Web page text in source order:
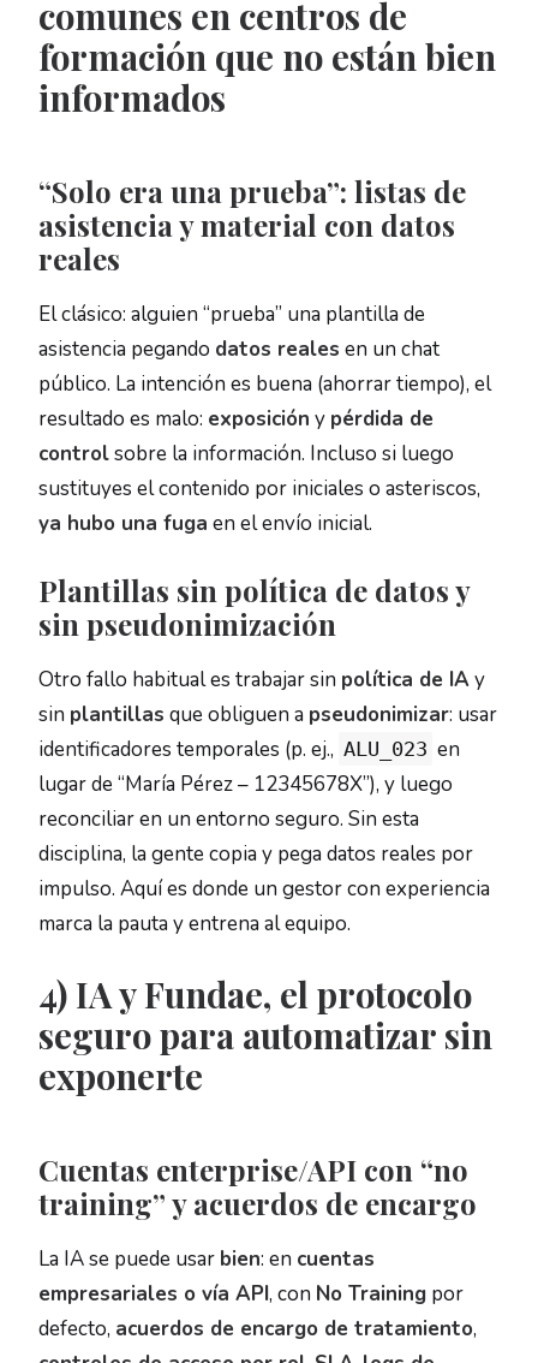
comunes en centros de
formación que no están bien
informados
“Solo era una prueba”: listas de
asistencia y material con datos
reales
El clásico: alguien “prueba” una plantilla de
asistencia pegando datos reales en un chat
público. La intención es buena (ahorrar tiempo), el
resultado es malo: exposición y pérdida de
controlsobre la información. Incluso si luego
sustituyes el contenido por iniciales o asteriscos,
ya hubo una fuga en el envío inicial.
Plantillas sin política de datos y
sin pseudonimización
Otro fallo habitual es trabajar sin política de IA y
sin plantillas que obliguen a pseudonimizar: usar
identificadores temporales (p. ej., ALU_023 en
lugar de “María Pérez – 12345678X”), y luego
reconciliar en un entorno seguro. Sin esta
disciplina, la gente copia y pega datos reales por
impulso. Aquí es donde un gestor con experiencia
marca la pauta y entrena al equipo.
4) IA y Fundae, el protocolo
seguro para automatizar sin
exponerte
Cuentas enterprise/API con “no
training” y acuerdos de encargo
La IA se puede usar bien: en cuentas
empresariales o vía API, con No Training por
defecto, acuerdos de encargo de tratamiento,